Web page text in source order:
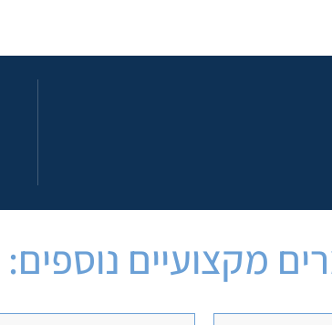
מקצועיים נוספים: